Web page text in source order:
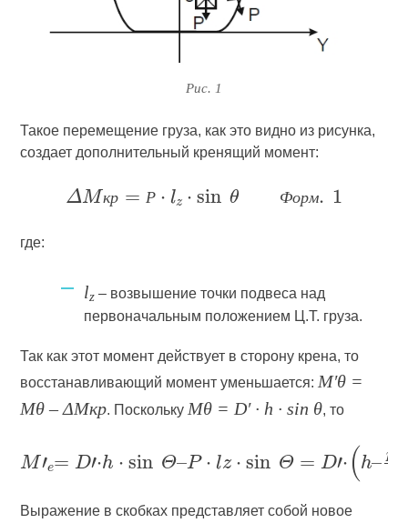
Рис. 1
Такое перемещение груза, как это видно из рисунка,
создает дополнительный кренящий момент:
кр Р Ф о рм
где:
lz – возвышение точки подвеса над
первоначальным положением Ц.Т. груза.
Так как этот момент действует в сторону крена, то
восстанавливающий момент уменьшается: M′θ =
Мθ – ΔMкр. Поскольку Mθ = D′ · h · sin θ, тo
Выражение в скобках представляет собой новое